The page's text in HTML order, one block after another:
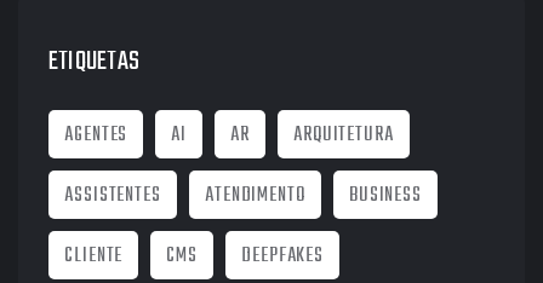
ETIQUETAS
AGENTES AI AR
ARQUITETURA
ASSISTENTES
ATENDIMENTO
BUSINESS
CLIENTE
CMS
DEEPFAKES